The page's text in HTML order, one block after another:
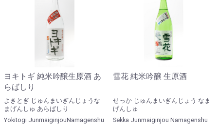
ヨキトギ 純米吟醸生原酒 あ
らばしり
よきとぎ じゅんまいぎんじょうな
まげんしゅ あらばしり
Yokitogi JunmaiginjouNamagenshu
雪花 純米吟醸 生原酒
せっか じゅんまいぎんじょう なま
げんしゅ
Sekka Junmaiginjou Namagenshu